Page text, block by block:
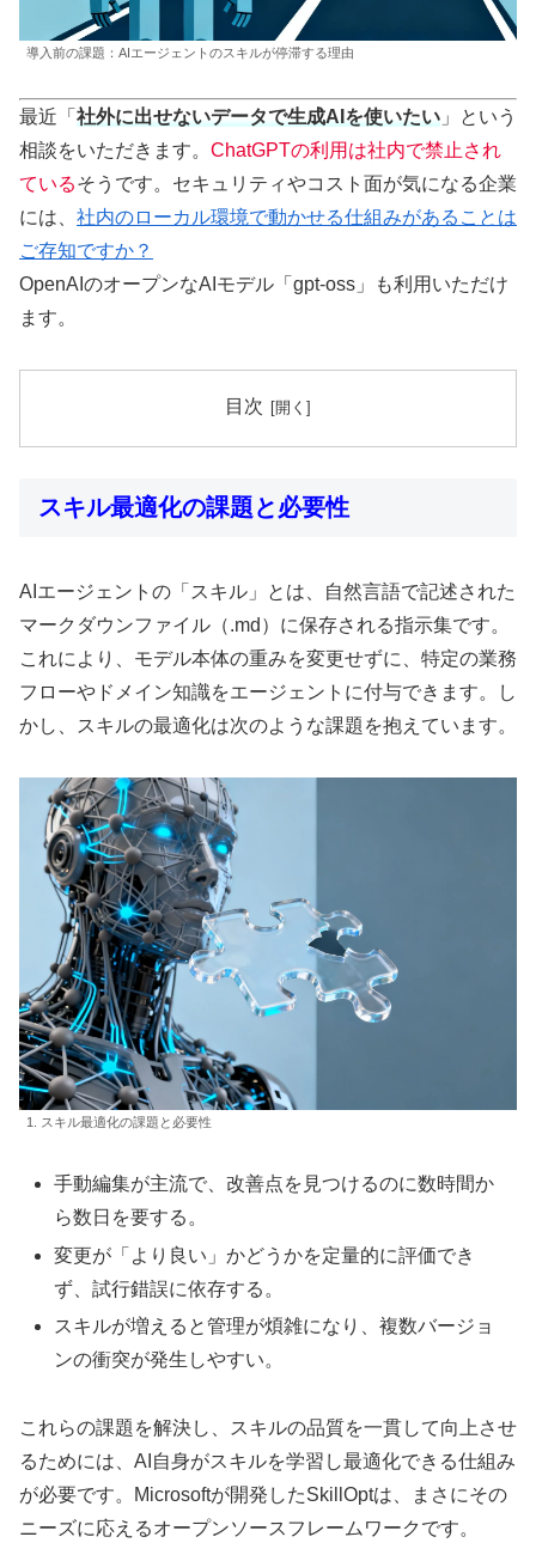
導入前の課題：AIエージェントのスキルが停滞する理由
最近「 社外に出せないデータで生成AIを使いたい 」という
相談をいただきます。 ChatGPTの利用は社内で禁止され
ているそうです。セキュリティやコスト面が気になる企業
には、 社内のローカル環境で動かせる仕組みがあることは
ご存知ですか？
OpenAIのオープンなAIモデル「gpt-oss」も利用いただけ
ます。
目次
スキル最適化の課題と必要性
AIエージェントの「スキル」とは、自然言語で記述された
マークダウンファイル（.md）に保存される指示集です。
これにより、モデル本体の重みを変更せずに、特定の業務
フローやドメイン知識をエージェントに付与できます。し
かし、スキルの最適化は次のような課題を抱えています。
1. スキル最適化の課題と必要性
手動編集が主流で、改善点を見つけるのに数時間か
ら数日を要する。
変更が「より良い」かどうかを定量的に評価でき
ず、試行錯誤に依存する。
スキルが増えると管理が煩雑になり、複数バージョ
ンの衝突が発生しやすい。
これらの課題を解決し、スキルの品質を一貫して向上させ
るためには、AI自身がスキルを学習し最適化できる仕組み
が必要です。Microsoftが開発したSkillOptは、まさにその
ニーズに応えるオープンソースフレームワークです。